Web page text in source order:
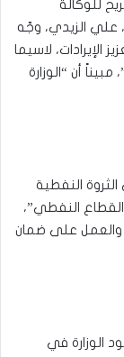
للوكالة
علي الزيدي، وجّه
الإيرادات، لاسيما
أن “الوزارة
النفطية
القطاع النفطي”،
والعمل على ضمان
الوزارة في